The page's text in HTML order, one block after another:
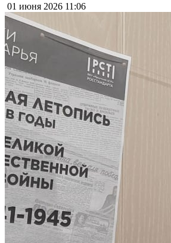
01 июня 2026 11:06